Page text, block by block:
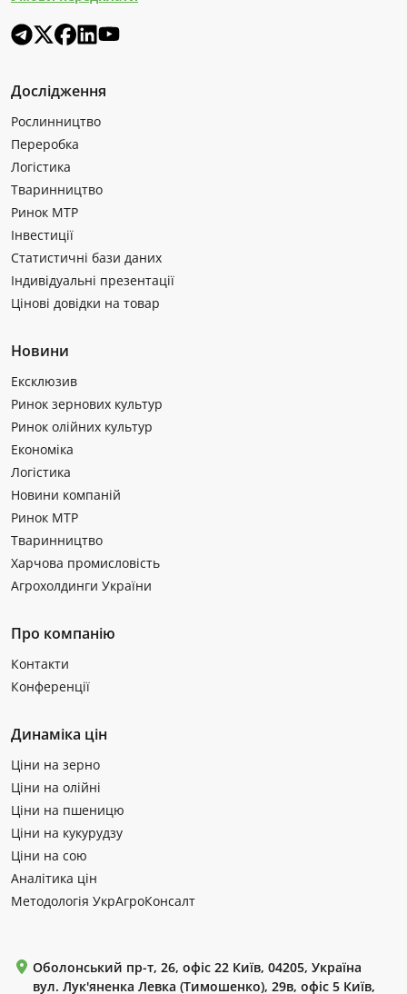
Дослідження
Рослинництво
Переробка
Логістика
Тваринництво
Ринок МТР
Інвестиції
Статистичні бази даних
Індивідуальні презентації
Цінові довідки на товар
Новини
Ексклюзив
Ринок зернових культур
Ринок олійних культур
Економіка
Логістика
Новини компаній
Ринок МТР
Тваринництво
Харчова промисловість
Агрохолдинги України
Про компанію
Контакти
Конференції
Динаміка цін
Ціни на зерно
Ціни на олійні
Ціни на пшеницю
Ціни на кукурудзу
Ціни на сою
Аналітика цін
Методологія УкрАгроКонсалт
Оболонський пр-т, 26, офіс 22 Київ, 04205, Україна
вул. Лук'яненка Левка (Тимошенко), 29в, офіс 5 Київ,